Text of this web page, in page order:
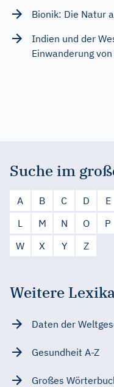
Bionik: Die Natur
Indien und der
Einwanderung
Suche im
A B C D E
L
M N O P
W
X Y Z
Weitere
Daten der
Gesundheit A-Z
Großes